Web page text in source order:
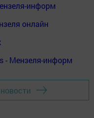
информ
онлайн
- Мензеля-информ